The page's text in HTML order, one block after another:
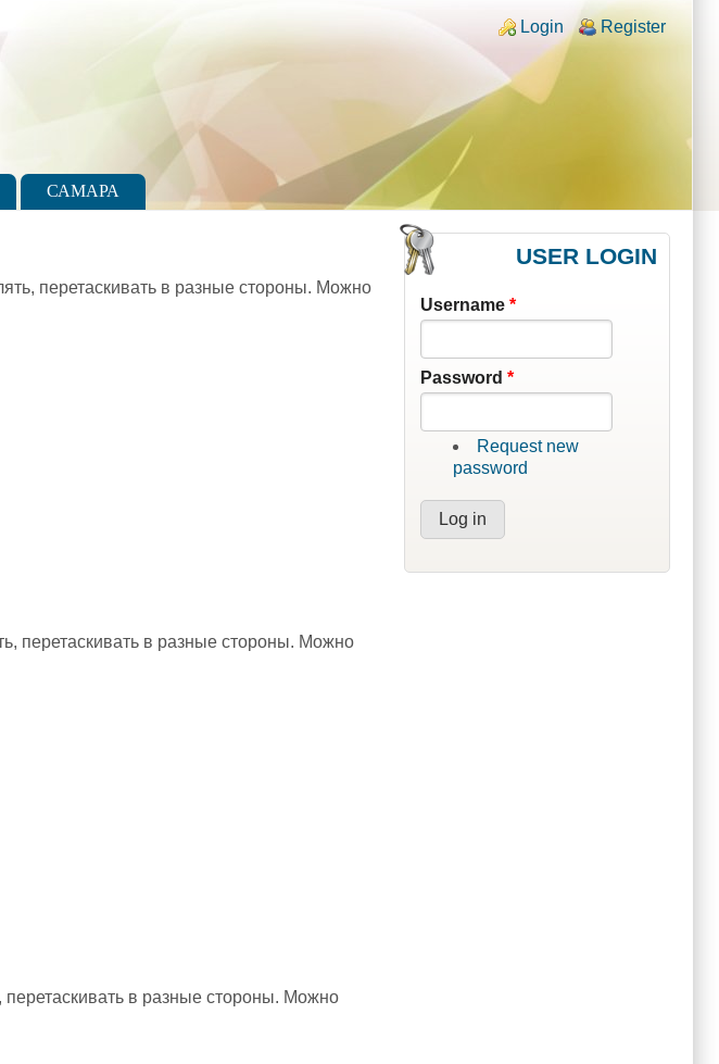
Login links
Login Register
САМАРА
перетаскивать в разные стороны. Можно
перетаскивать в разные стороны. Можно
перетаскивать в разные стороны. Можно
USER LOGIN
Username *
Password *
Request new
password